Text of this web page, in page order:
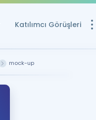
Katılımcı Görüşleri
mock-up